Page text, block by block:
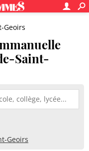
Geoirs
Saint-
Geoirs